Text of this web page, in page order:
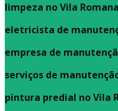
limpeza no Vila Romana
eletricista de
empresa de
serviços de
pintura predial no Vila